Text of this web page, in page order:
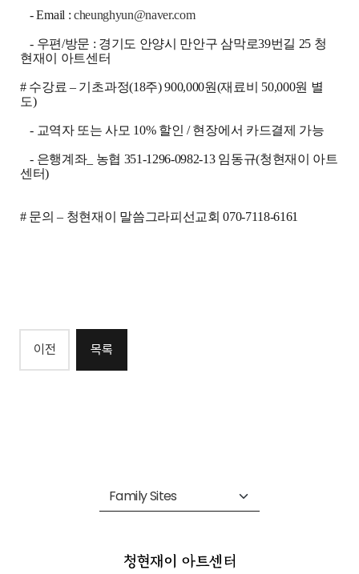
- Email : cheunghyun@naver.com
- 우편/방문 : 경기도 안양시 만안구 삼막로39번길 25 청
현재이 아트센터
# 수강료– 기초과정(18주) 900,000원(재료비 50,000원 별
도)
- 교역자 또는 사모 10% 할인/현장에서 카드결제 가능
- 은행계좌_ 농협 351-1296-0982-13 임동규(청현재이 아트
센터)
# 문의– 청현재이 말씀그라피선교회070-7118-6161
이전 목록